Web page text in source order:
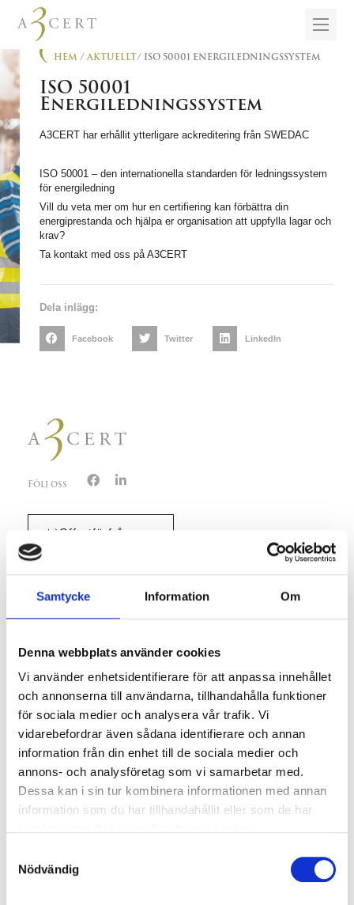
Samtycke Information Om
Denna webbplats använder cookies
Vi använder enhetsidentifierare för att anpassa innehållet
och annonserna till användarna, tillhandahålla funktioner
för sociala medier och analysera vår trafik. Vi
vidarebefordrar även sådana identifierare och annan
information från din enhet till de sociala medier och
annons- och analysföretag som vi samarbetar med.
Dessa kan i sin tur kombinera informationen med annan
information som du har tillhandahållit eller som de har
Nödvändig
HEM/AKTUELLT/ ISO 50001 ENERGILEDNINGSSYSTEM
ISO 50001
Energiledningssystem
A3CERT har erhållit ytterligare ackreditering från SWEDAC
ISO 50001 – den internationella standarden för ledningssystem
för energiledning
Vill du veta mer om hur en certifiering kan förbättra din
energiprestanda och hjälpa er organisation att uppfylla lagar och
krav?
Ta kontakt med oss på A3CERT
Dela inlägg:
Facebook Twitter LinkedIn
Följ oss
Offertförfrågan
Byt till A3Cert
Göteborgsvägen 16H
441 32 Alingsås
+46 (0) 322 642 600
info@a3cert.com
Om A3Cert
Ackrediteringar
Utfärdade certifikat